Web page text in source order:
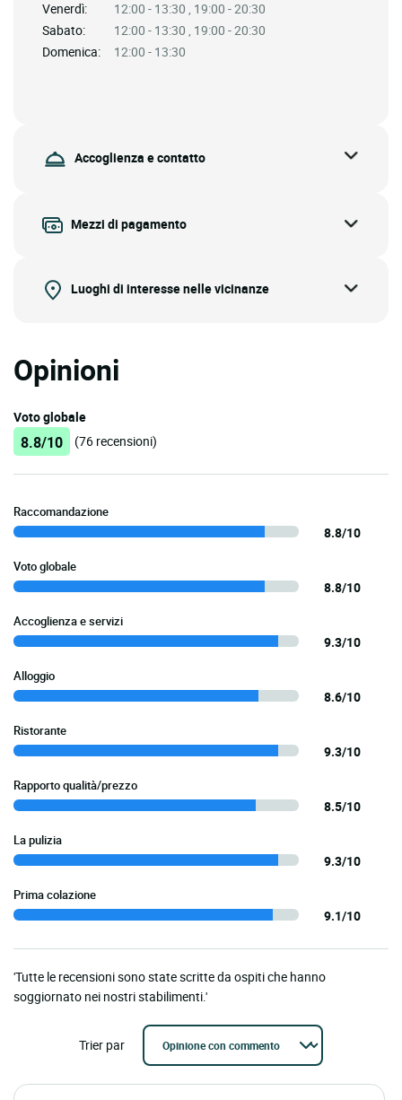
Venerdì:
12:00 - 13:30 , 19:00 - 20:30
Sabato:
12:00 - 13:30 , 19:00 - 20:30
Domenica:
12:00 - 13:30
Accoglienza e contatto
Mezzi di pagamento
Luoghi di interesse nelle vicinanze
Opinioni
Voto globale
8.8/10 (76 recensioni)
Raccomandazione
8.8/10
Voto globale
8.8/10
Accoglienza e servizi
9.3/10
Alloggio
8.6/10
Ristorante
9.3/10
Rapporto qualità/prezzo
8.5/10
La pulizia
9.3/10
Prima colazione
9.1/10
'Tutte le recensioni sono state scritte da ospiti che hanno
soggiornato nei nostri stabilimenti.'
Trier par